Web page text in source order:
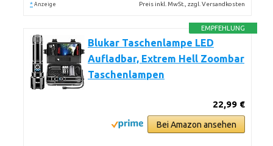
* Anzeige Preis inkl. MwSt., zzgl. Versandkosten
EMPFEHLUNG
Blukar Taschenlampe LED
Aufladbar, Extrem Hell Zoombar
Taschenlampen
22,99 €
Bei Amazon ansehen